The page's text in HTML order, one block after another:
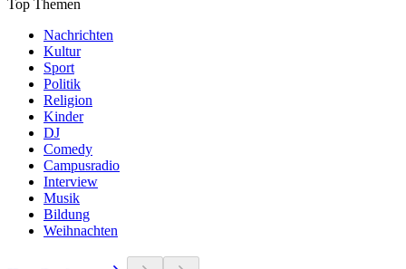
Top Themen
Nachrichten
Kultur
Sport
Politik
Religion
Kinder
DJ
Comedy
Campusradio
Interview
Musik
Bildung
Weihnachten